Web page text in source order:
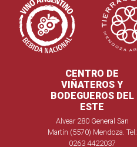
CENTRO DE
VIÑATEROS Y
BODEGUEROS DEL
ESTE
Alvear 280 General San
Martín (5570) Mendoza. Tel:
0263 4422037